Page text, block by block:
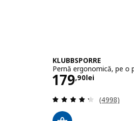
KLUBBSPORRE
Pernă ergonomică, pe o
179,90lei
Preţ 179,90lei
Evaluare:
(4998)